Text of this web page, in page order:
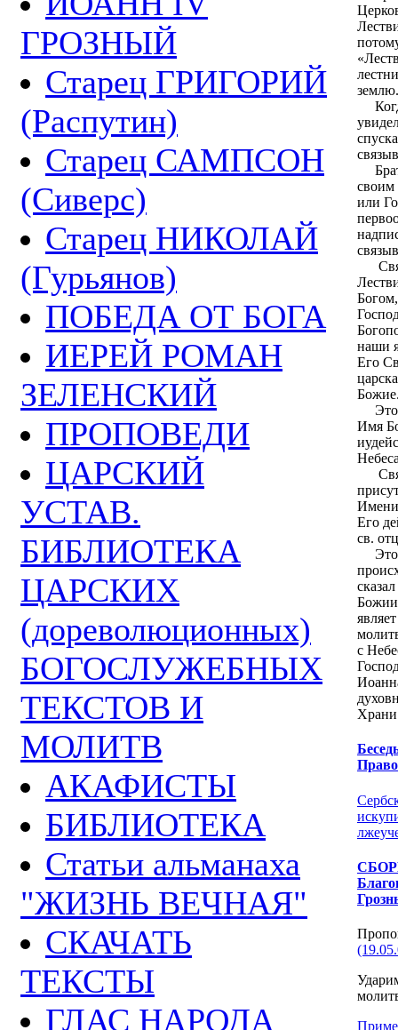
ГРОЗНЫЙ
Старец ГРИГОРИЙ
(Распутин)
Старец САМПСОН
(Сиверс)
Старец НИКОЛАЙ
(Гурьянов)
ПОБЕДА ОТ БОГА
ИЕРЕЙ РОМАН
ЗЕЛЕНСКИЙ
ПРОПОВЕДИ
ЦАРСКИЙ
УСТАВ.
БИБЛИОТЕКА
ЦАРСКИХ
(дореволюционных)
БОГОСЛУЖЕБНЫХ
ТЕКСТОВ И
МОЛИТВ
АКАФИСТЫ
БИБЛИОТЕКА
Статьи альманаха
"ЖИЗНЬ ВЕЧНАЯ"
СКАЧАТЬ
ТЕКСТЫ
ГЛАС НАРОДА
землю.
своим
или
наши
Его
Это
Имя
Его
св.
Это
Божии
с